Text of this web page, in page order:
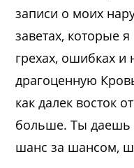
записи о моих
заветах, которые
грехах, ошибках и
драгоценную
как далек восток
больше. Ты
шанс за шансом,